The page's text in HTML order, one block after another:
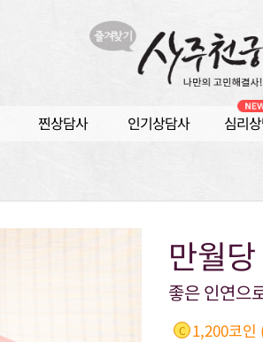
찐상담사 인기상담사 심리
만월당
좋은 인연으
C 1,200코인